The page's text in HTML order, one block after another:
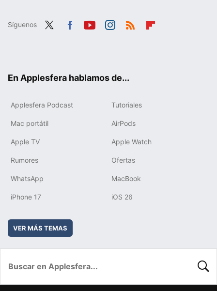
Síguenos
En Applesfera hablamos de...
Applesfera Podcast Tutoriales
Mac portátil AirPods
Apple TV Apple Watch
Rumores Ofertas
WhatsApp MacBook
iPhone 17 iOS 26
VER MÁS TEMAS